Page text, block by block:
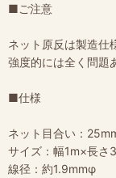
■ご注意
ネット原反は製造仕
強度的には全く問題
■仕様
ネット目合い：
サイズ：幅1m×長さ
線径：約1.9mmφ